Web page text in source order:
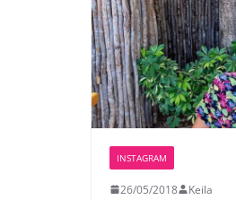
INSTAGRAM
26/05/2018 Keila